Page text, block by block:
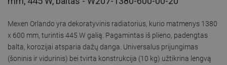
Mexen Orlando yra dekoratyvinis radiatorius, kurio matmenys 1380
x 600 mm, turintis 445 W galią. Pagamintas iš plieno, padengtas
balta, korozijai atsparia dažų danga. Universalus prijungimas
(šoninis ir vidurinis) bei tvirta konstrukcija (10 kg) užtikrina lengvą